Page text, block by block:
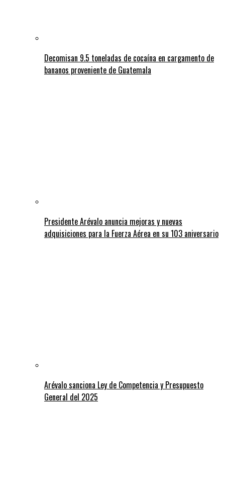
Decomisan 9.5 toneladas de cocaína en cargamento de
bananos proveniente de Guatemala
Presidente Arévalo anuncia mejoras y nuevas
adquisiciones para la Fuerza Aérea en su 103 aniversario
Arévalo sanciona Ley de Competencia y Presupuesto
General del 2025